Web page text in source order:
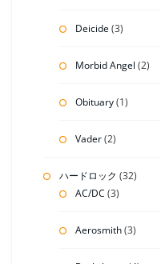
Deicide(3)
Morbid Angel (2)
Obituary(1)
Vader(2)
ハードロック (32)
AC/DC (3)
Aerosmith(3)